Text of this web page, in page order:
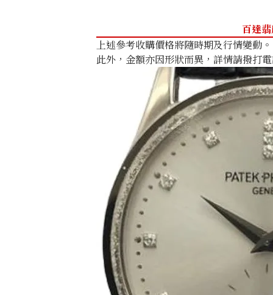
百達
上述參考收購價格將隨時期及行情變動。
此外，金額亦因形狀而異，詳情請撥打